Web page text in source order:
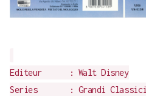
Editeur : Walt Disney
Series : Grandi Classici